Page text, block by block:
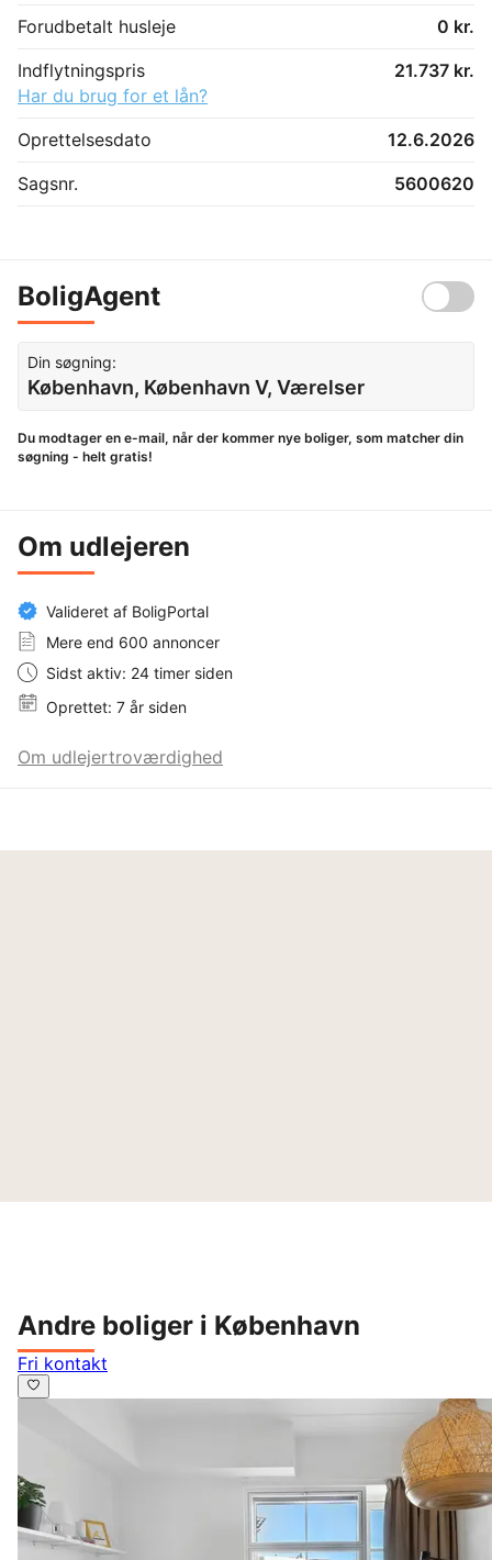
Forudbetalt husleje
0 kr.
Indflytningspris
21.737 kr.
Har du brug for et lån?
Oprettelsesdato
12.6.2026
Sagsnr.
5600620
BoligAgent
Din søgning:
København, København V, Værelser
Du modtager en e-mail, når der kommer nye boliger, som matcher din
søgning - helt gratis!
Om udlejeren
Valideret af BoligPortal
Mere end 600 annoncer
Sidst aktiv: 24 timer siden
Oprettet: 7 år siden
Om udlejertroværdighed
Andre boliger i København
Fri kontakt